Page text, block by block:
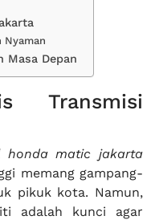
Nyaman
Masa Depan
Transmisi
honda matic jakarta
memang gampang-
pikuk kota. Namun,
adalah kunci agar